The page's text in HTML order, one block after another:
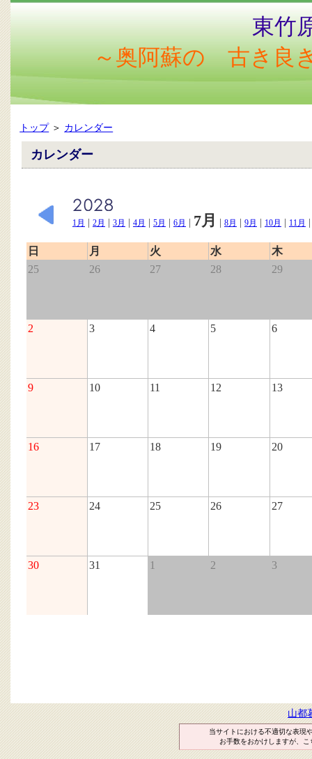
東竹
～奥阿蘇の 古き良
トップ＞ カレンダー
カレンダー
1月 | 2月 | 3月 | 4月 | 5月 | 6月 | 7月 | 8月 | 9月 | 10月 | 11月
日 月 火 水
木
25
26 27 28 29
2 3 4 5 6
9 10 11 12 13
16 17 18 19 20
23 24 25 26 27
30 31 1 2 3
山都
当サイトにおける不適切な表現
お手数をおかけしますが、こ